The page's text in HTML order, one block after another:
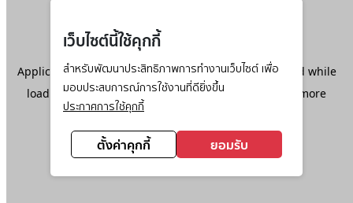
เว็บไซต์นี้ใช้คุกกี้
สำหรับพัฒนาประสิทธิภาพการทำงานเว็บไซต์ เพื่อ
มอบประสบการณ์การใช้งานที่ดียิ่งขึ้น
ประกาศการใช้คุกกี้
ตั้งค่าคุกกี้ ยอมรับ
Application error: aclient-side exception has occurred while
loadingwww.ktc.co.th(see the browser console
for more
information).